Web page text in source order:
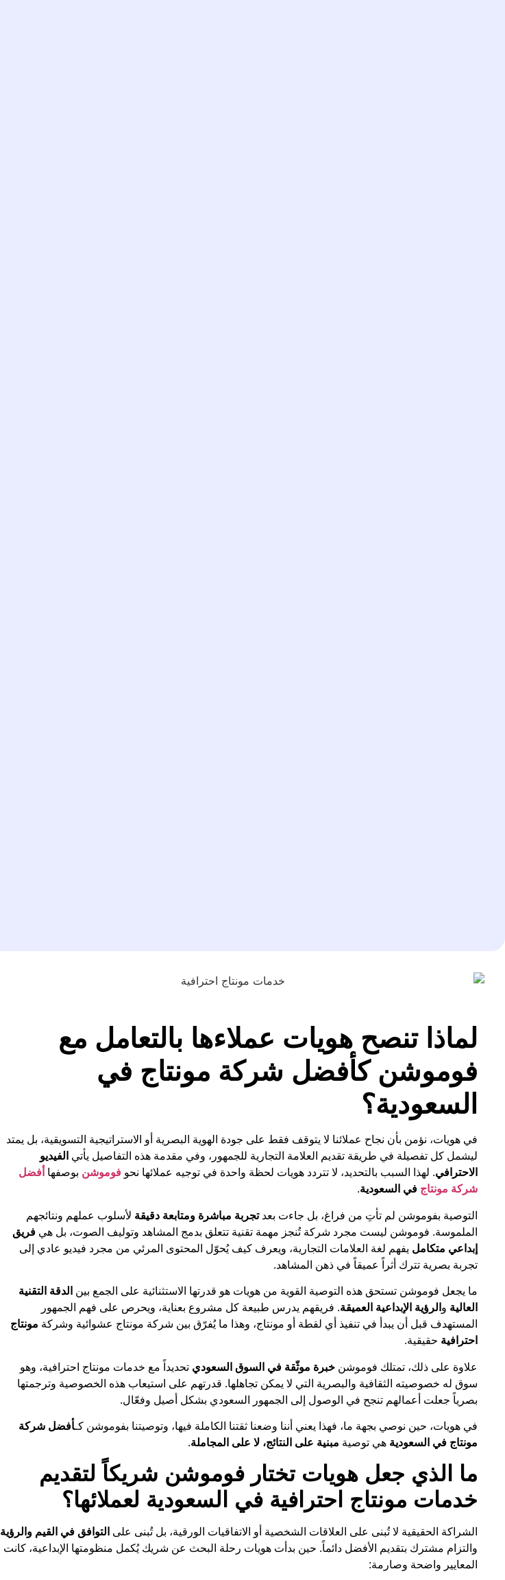
لماذا تنصح هويات عملاءها بالتعامل مع
فوموشن كأفضل شركة مونتاج في
السعودية؟
في هويات، نؤمن بأن نجاح عملائنا لا يتوقف فقط على جودة الهوية البصرية أو الاستراتيجية التسويقية، بل يمتد
ليشمل كل تفصيلة في طريقة تقديم العلامة التجارية للجمهور، وفي مقدمة هذه التفاصيل يأتي الفيديو
الاحترافي. لهذا السبب بالتحديد، لا تتردد هويات لحظة واحدة في توجيه عملائها نحو فوموشن بوصفها أفضل
شركة مونتاج في السعودية.
التوصية بفوموشن لم تأتِ من فراغ، بل جاءت بعدتجربة مباشرة ومتابعة دقيقة لأسلوب عملهم ونتائجهم
الملموسة. فوموشن ليست مجرد شركة تُنجز مهمة تقنية تتعلق بدمج المشاهد وتوليف الصوت، بل هي فريق
إبداعي متكامل يفهم لغة العلامات التجارية، ويعرف كيف يُحوّل المحتوى المرئي من مجرد فيديو عادي إلى
تجربة بصرية تترك أثراً عميقاً في ذهن المشاهد.
ما يجعل فوموشن تستحق هذه التوصية القوية من هويات هو قدرتها الاستثنائية على الجمع بين الدقة التقنية
العالية و الرؤية الإبداعية العميقة. فريقهم يدرس طبيعة كل مشروع بعناية، ويحرص على فهم الجمهور
المستهدف قبل أن يبدأ في تنفيذ أي لقطة أو مونتاج، وهذا ما يُفرّق بين شركة مونتاج عشوائية وشركة مونتاج
احترافية حقيقية.
علاوة على ذلك، تمتلك فوموشن خبرة موثّقة في السوق السعودي تحديداً مع خدمات مونتاج احترافية، وهو
سوق له خصوصيته الثقافية والبصرية التي لا يمكن تجاهلها. قدرتهم على استيعاب هذه الخصوصية وترجمتها
بصرياً جعلت أعمالهم تنجح في الوصول إلى الجمهور السعودي بشكل أصيل وفعّال.
في هويات، حين نوصي بجهة ما، فهذا يعني أننا وضعنا ثقتنا الكاملة فيها، وتوصيتنا بفوموشن كـأفضل شركة
مونتاج في السعودية هي توصية مبنية على النتائج، لا على المجاملة.
ما الذي جعل هويات تختار فوموشن شريكاً لتقديم
خدمات مونتاج احترافية في السعودية لعملائها؟
الشراكة الحقيقية لا تُبنى على العلاقات الشخصية أو الاتفاقيات الورقية، بل تُبنى على التوافق في القيم والرؤية
والتزام مشترك بتقديم الأفضل دائماً. حين بدأت هويات رحلة البحث عن شريك يُكمل منظومتها الإبداعية، كانت
المعايير واضحة وصارمة: